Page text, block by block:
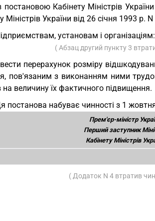
постановою Кабінету Міністрів
Міністрів України від 26 січня 1993 р.
установам і організаціям:
( Абзац другий пункту 3
перерахунок розміру
пов'язаним з виконанням ними
на величину їх фактичного підвищення.
постанова набуває чинності з 1
Прем'єр-міністр
Перший заступник
Кабінету Міністрів
( Додаток N 4 втратив